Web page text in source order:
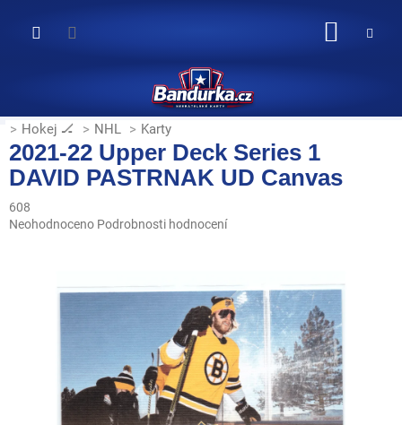
obsah
Hokej 🏒 NHL Karty
2021-22 Upper Deck Series 1
DAVID PASTRNAK UD Canvas
608
Průměrné
Neohodnoceno Podrobnosti hodnocení